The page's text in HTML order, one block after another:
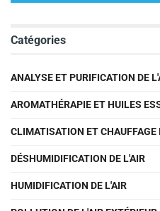
Catégories
ANALYSE ET PURIFICATION DE
AROMATHÉRAPIE ET HUILES
CLIMATISATION ET CHAUFFAGE
DÉSHUMIDIFICATION DE L'AIR
HUMIDIFICATION DE L'AIR